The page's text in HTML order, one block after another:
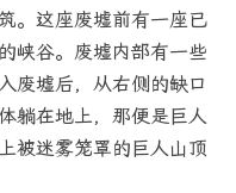
。这座废墟前有一座已
峡谷。废墟内部有一些
废墟后，从右侧的缺口
躺在地上，那便是巨人
被迷雾笼罩的巨人山顶